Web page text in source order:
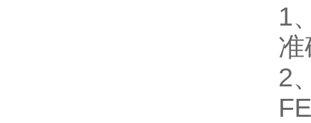
1
2